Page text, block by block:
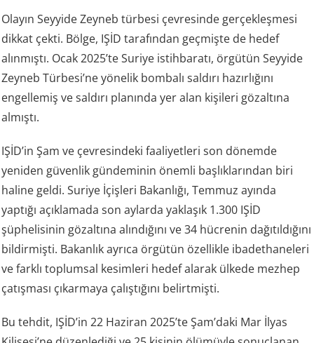
Olayın Seyyide Zeyneb türbesi çevresinde gerçekleşmesi
dikkat çekti. Bölge, IŞİD tarafından geçmişte de hedef
alınmıştı. Ocak 2025’te Suriye istihbaratı, örgütün Seyyide
Zeyneb Türbesi’ne yönelik bombalı saldırı hazırlığını
engellemiş ve saldırı planında yer alan kişileri gözaltına
almıştı.
IŞİD’in Şam ve çevresindeki faaliyetleri son dönemde
yeniden güvenlik gündeminin önemli başlıklarından biri
haline geldi. Suriye İçişleri Bakanlığı, Temmuz ayında
yaptığı açıklamada son aylarda yaklaşık 1.300 IŞİD
şüphelisinin gözaltına alındığını ve 34 hücrenin dağıtıldığını
bildirmişti. Bakanlık ayrıca örgütün özellikle ibadethaneleri
ve farklı toplumsal kesimleri hedef alarak ülkede mezhep
çatışması çıkarmaya çalıştığını belirtmişti.
Bu tehdit, IŞİD’in 22 Haziran 2025’te Şam’daki Mar İlyas